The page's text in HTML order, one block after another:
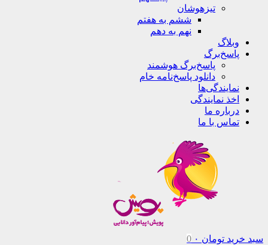
تیزهوشان
ششم به هفتم
نهم به دهم
وبلاگ
پاسخ‌برگ
پاسخ‌برگ‌ هوشمند
دانلود پاسخ‌نامه خام
نمایندگی‌ها
اخذ نمایندگی
درباره ما
تماس با ما
سبد خرید تومان 0